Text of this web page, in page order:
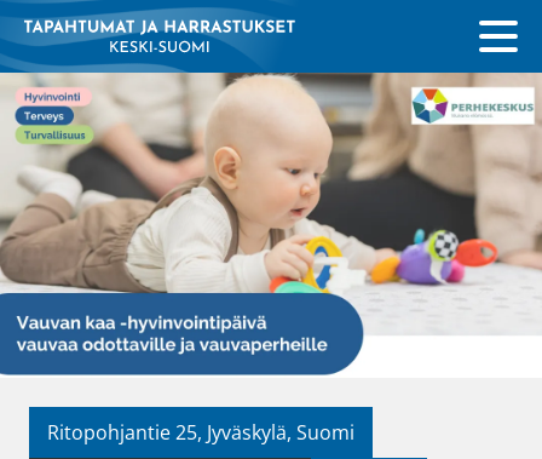
Ritopohjantie 25, Jyväskylä, Suomi